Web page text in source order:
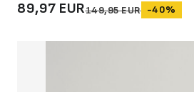
89,97 EUR149,95 EUR -40%